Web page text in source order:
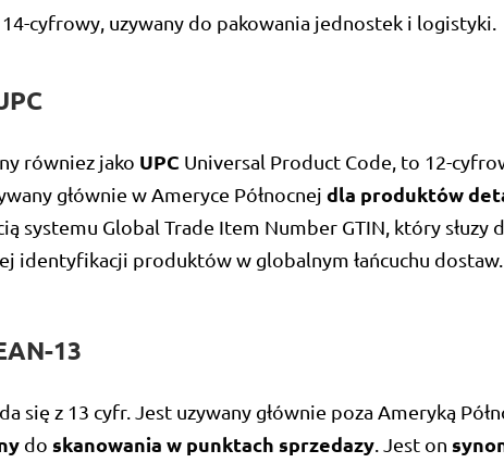
14-cyfrowy, uzywany do pakowania jednostek i logistyki.
równiez jako UPC Universal Product Code, to 12-
głównie w Ameryce Północnej dla produktów
systemu Global Trade Item Number GTIN, który słuzy
identyfikacji produktów w globalnym łańcuchu dostaw.
13
się z 13 cyfr. Jest uzywany głównie poza Ameryką
do skanowania w punktach sprzedazy. Jest on